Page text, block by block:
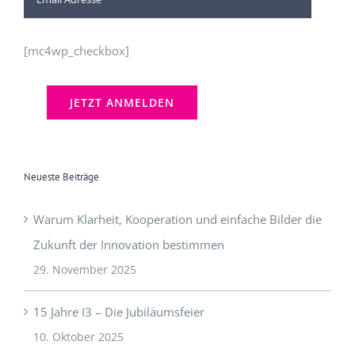
[mc4wp_checkbox]
Neueste Beiträge
Warum Klarheit, Kooperation und einfache Bilder die
Zukunft der Innovation bestimmen
29. November 2025
15 Jahre I3 – Die Jubiläumsfeier
10. Oktober 2025